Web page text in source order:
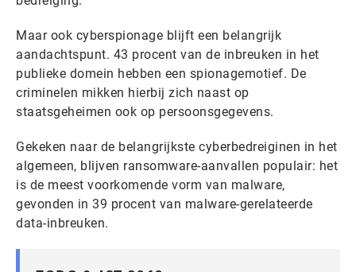
Maar ook cyberspionage blijft een belangrijk
aandachtspunt. 43 procent van de inbreuken in het
publieke domein hebben een spionagemotief. De
criminelen mikken hierbij zich naast op
staatsgeheimen ook op persoonsgegevens.
Gekeken naar de belangrijkste cyberbedreiginen in het
algemeen, blijven ransomware-aanvallen populair: het
is de meest voorkomende vorm van malware,
gevonden in 39 procent van malware-gerelateerde
data-inbreuken.